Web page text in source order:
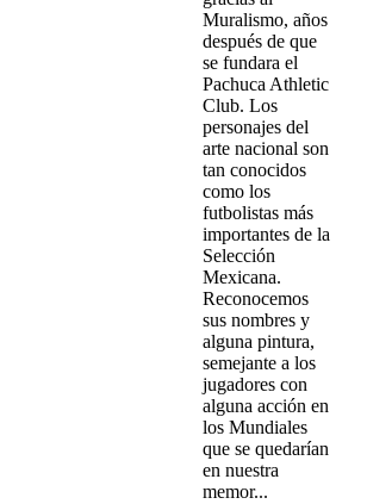
Muralismo, años
después de que
se fundara el
Pachuca Athletic
Club. Los
personajes del
arte nacional son
tan conocidos
como los
futbolistas más
importantes de la
Selección
Mexicana.
Reconocemos
sus nombres y
alguna pintura,
semejante a los
jugadores con
alguna acción en
los Mundiales
que se quedarían
en nuestra
memor...